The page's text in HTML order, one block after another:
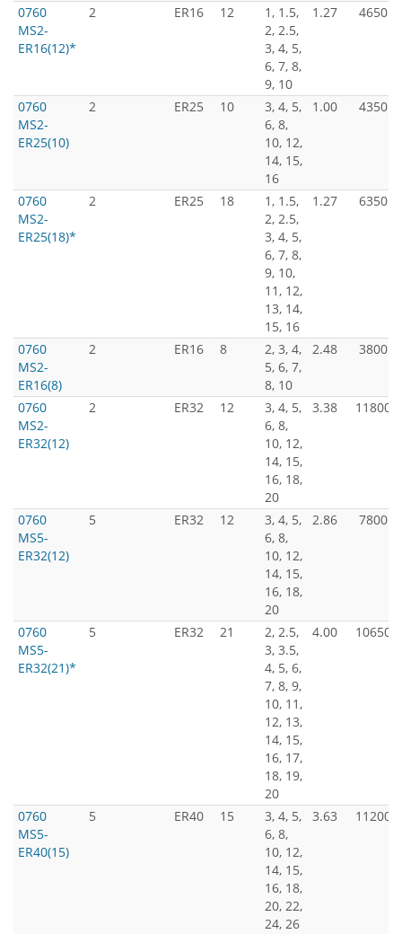
0760
MS2-
ER16(12)*
2 ER16 12
1, 1.5,
2, 2.5,
3, 4, 5,
6, 7, 8,
9, 10
1.27 4650
0760
MS2-
ER25(10)
2 ER25 10
3, 4, 5,
6, 8,
10, 12,
14, 15,
16
1.00 4350
0760
MS2-
ER25(18)*
2 ER25 18
1, 1.5,
2, 2.5,
3, 4, 5,
6, 7, 8,
9, 10,
11, 12,
13, 14,
15, 16
1.27 6350
0760
MS2-
ER16(8)
2 ER16 8
2, 3, 4,
5, 6, 7,
8, 10
2.48 3800
0760
MS2-
ER32(12)
2 ER32 12
3, 4, 5,
6, 8,
10, 12,
14, 15,
16, 18,
20
3.38 11800
0760
MS5-
ER32(12)
5 ER32 12
3, 4, 5,
6, 8,
10, 12,
14, 15,
16, 18,
20
2.86 7800
0760
MS5-
ER32(21)*
5 ER32 21
2, 2.5,
3, 3.5,
4, 5, 6,
7, 8, 9,
10, 11,
12, 13,
14, 15,
16, 17,
18, 19,
20
4.00 10650
0760
MS5-
ER40(15)
5 ER40 15
3, 4, 5,
6, 8,
10, 12,
14, 15,
16, 18,
20, 22,
24, 26
3.63 11200